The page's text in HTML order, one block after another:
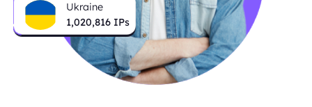
Ukraine
1,021,831IPs